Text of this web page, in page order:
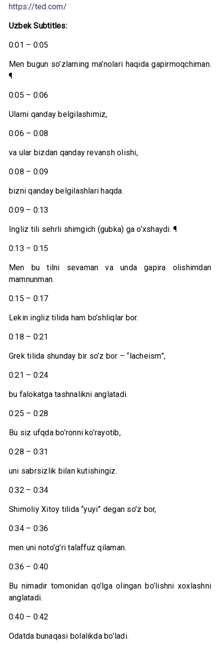
https://ted.com/
Uzbek Subtitles:
0:01 – 0:05
Men bugun so’zlarning ma’nolari haqida gapirmoqchiman.
¶
0:05 – 0:06
Ularni qanday belgilashimiz,
0:06 – 0:08
va ular bizdan qanday revansh olishi,
0:08 – 0:09
bizni qanday belgilashlari haqda.
0:09 – 0:13
Ingliz tili sehrli shimgich (gubka) ga o’xshaydi. ¶
0:13 – 0:15
Men bu tilni sevaman va unda gapira olishimdan
mamnunman.
0:15 – 0:17
Lekin ingliz tilida ham bo’shliqlar bor.
0:18 – 0:21
Grek tilida shunday bir so’z bor – “lacheism”,
0:21 – 0:24
bu falokatga tashnalikni anglatadi.
0:25 – 0:28
Bu siz ufqda bo’ronni ko’rayotib,
0:28 – 0:31
uni sabrsizlik bilan kutishingiz.
0:32 – 0:34
Shimoliy Xitoy tilida “yuyi” degan so’z bor,
0:34 – 0:36
men uni noto’g’ri talaffuz qilaman.
0:36 – 0:40
Bu nimadir tomonidan qo’lga olingan bo’lishni xoxlashni
anglatadi.
0:40 – 0:42
Odatda bunaqasi bolalikda bo’ladi.